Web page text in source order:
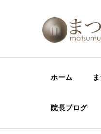
西宮
院
ホーム
院長ブログ